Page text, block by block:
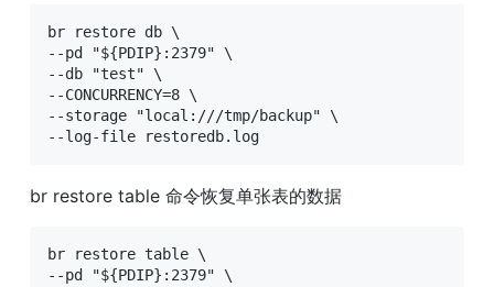
br restore db \
--pd "${PDIP}:2379" \
--db "test" \
--CONCURRENCY=8 \
--storage "local:///tmp/backup" \
--log-file restoredb.log
br restore table 命令恢复单张表的数据
br restore table \
--pd "${PDIP}:2379" \